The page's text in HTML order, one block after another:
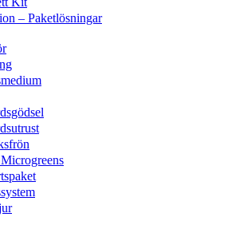
– Paketlösningar